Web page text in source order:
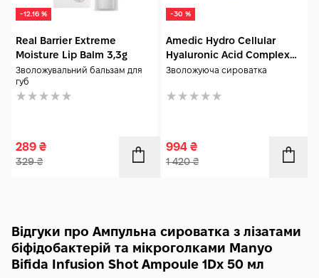
-12.16 %
Real Barrier Extreme
Moisture Lip Balm 3,3g
Зволожувальний бальзам для
губ
289 ₴
329₴
-30 %
Amedic Hydro Cellular
Hyaluronic Acid Complex
Serum 30 мл
Зволожуюча сироватка
994 ₴
1 420₴
Відгуки про Ампульна сироватка з лізатами
біфідобактерій та мікроголками Manyo
Bifida Infusion Shot Ampoule 1Dx 50 мл